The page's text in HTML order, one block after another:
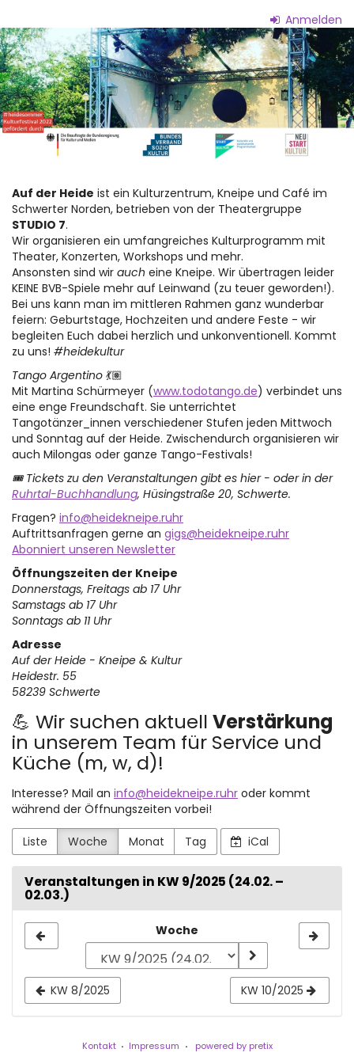
Haupt-
Inhalt
springen
Anmelden
Auf
der
Heide
-
Kneipe
&
Kultur
Auf der Heide ist ein Kulturzentrum, Kneipe und Café im
Schwerter Norden, betrieben von der Theatergruppe
STUDIO 7.
Wir organisieren ein umfangreiches Kulturprogramm mit
Theater, Konzerten, Workshops und mehr.
Ansonsten sind wir auch eine Kneipe. Wir übertragen leider
KEINE BVB-Spiele mehr auf Leinwand (zu teuer geworden!).
Bei uns kann man im mittleren Rahmen ganz wunderbar
feiern: Geburtstage, Hochzeiten und andere Feste - wir
begleiten Euch dabei herzlich und unkonventionell. Kommt
zu uns! #heidekultur
Tango Argentino 💃🏽
Mit Martina Schürmeyer (www.todotango.de) verbindet uns
eine enge Freundschaft. Sie unterrichtet
Tangotänzer_innen verschiedener Stufen jeden Mittwoch
und Sonntag auf der Heide. Zwischendurch organisieren wir
auch Milongas oder ganze Tango-Festivals!
🎟 Tickets zu den Veranstaltungen gibt es hier - oder in der
Ruhrtal-Buchhandlung, Hüsingstraße 20, Schwerte.
Fragen? info@heidekneipe.ruhr
Auftrittsanfragen gerne an gigs@heidekneipe.ruhr
Abonniert unseren Newsletter
Öffnungszeiten der Kneipe
Donnerstags, Freitags ab 17 Uhr
Samstags ab 17 Uhr
Sonntags ab 11 Uhr
Adresse
Auf der Heide - Kneipe & Kultur
Heidestr. 55
58239 Schwerte
💪 Wir suchen aktuell Verstärkung
in unserem Team für Service und
Küche (m, w, d)!
Interesse? Mail an info@heidekneipe.ruhr oder kommt
während der Öffnungszeiten vorbei!
Liste Woche Monat Tag iCal
Veranstaltungen in KW 9/2025 (24.02. –
02.03.)
zur
Anzeige
auswählen
Woche
KW 8/2025 KW 10/2025
Kontakt Impressum powered by pretix